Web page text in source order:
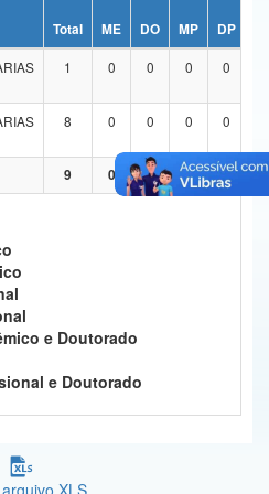
e Comunicações
Humanos
Total ME DO MP DP
1 0 0 0 0
8 0 0 0 0
9 0 0 0 0
e Doutorado
e Doutorado
XLS